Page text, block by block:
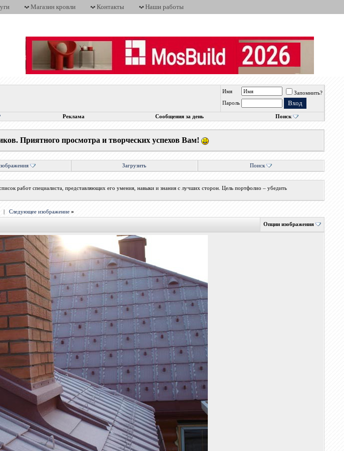
Магазин кровли Контакты Наши работы
Имя
Запомнить?
Пароль
Реклама Сообщения за день Поиск
Приятного просмотра и творческих успехов Вам!
Загрузить Поиск
работ специалиста, представляющих его умения, навыки и знания с лучших сторон. Цель портфолио – убедить
|Следующее изображение »
Опции изображения